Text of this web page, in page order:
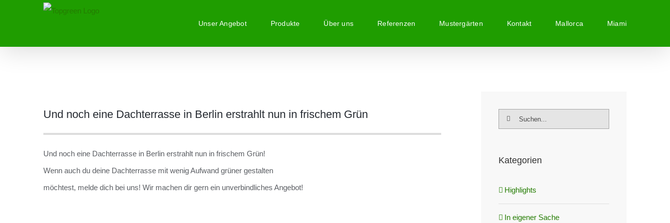
Unser Angebot Produkte Über uns Referenzen Mustergärten Kontakt Mallorca Miami
grösseres
Bild
Und noch eine Dachterrasse in Berlin erstrahlt nun in frischem Grün
Und noch eine Dachterrasse in Berlin erstrahlt nun in frischem Grün!
Wenn auch du deine Dachterrasse mit wenig Aufwand grüner gestalten
möchtest, melde dich bei uns! Wir machen dir gern ein unverbindliches Angebot!
Suche
Kategorien
Highlights
In eigener Sache